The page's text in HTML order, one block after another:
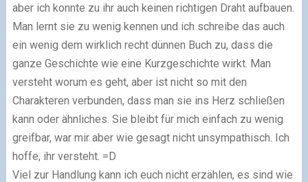
aber ich konnte zu ihr auch keinen richtigen Draht aufbauen.
Man lernt sie zu wenig kennen und ich schreibe das auch
ein wenig dem wirklich recht dünnen Buch zu, dass die
ganze Geschichte wie eine Kurzgeschichte wirkt. Man
versteht worum es geht, aber ist nicht so mit den
Charakteren verbunden, dass man sie ins Herz schließen
kann oder ähnliches. Sie bleibt für mich einfach zu wenig
greifbar, war mir aber wie gesagt nicht unsympathisch. Ich
hoffe, ihr versteht. =D
Viel zur Handlung kann ich euch nicht erzählen, es sind wie